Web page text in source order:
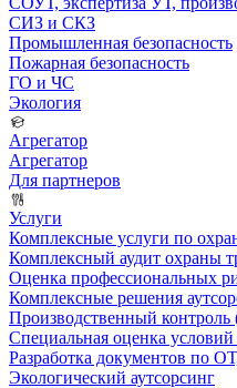
СИЗ и СКЗ
Промышленная безопасность
Пожарная безопасность
ГО и ЧС
Экология
Агрегатор
Агрегатор
Для партнеров
Услуги
Комплексные услуги по
Комплексный аудит охраны
Оценка профессиональных
Комплексные решения
Производственный
Специальная оценка условий
Разработка документов по
Экологический аутсорсинг